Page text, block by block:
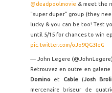
@deadpoolmovie & meet the
"super duper" group (they
lucky & you can be too! Test
until 5/15 for chances to win
pic.twitter.com/oJo9QG3IeG
— John Legere (@JohnLegere)
Retrouvez en outre en
Domino et Cable (Josh
mercenaire briseur de